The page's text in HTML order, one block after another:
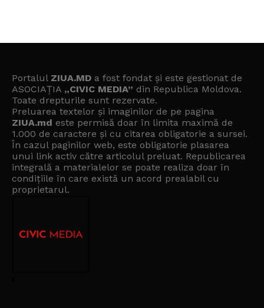
Portalul ZIUA.MD a fost fondat și este gestionat de
ASOCIAȚIA „CIVIC MEDIA” din Republica Moldova.
Toate drepturile sunt rezervate.
Preluarea textelor și imaginilor de pe pagina
ZIUA.md este permisă doar în limita maximă de
1.000 de caractere și cu citarea obligatorie a sursei.
În cazul paginilor web, este obligatorie plasarea
unui link activ către articolul preluat. Republicarea
integrală a materialelor se poate realiza doar în
condițiile în care există un acord prealabil cu
proprietarul.